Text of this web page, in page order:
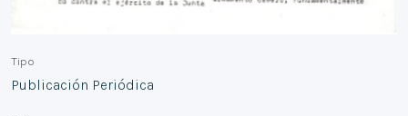
Tipo
Publicación Periódica